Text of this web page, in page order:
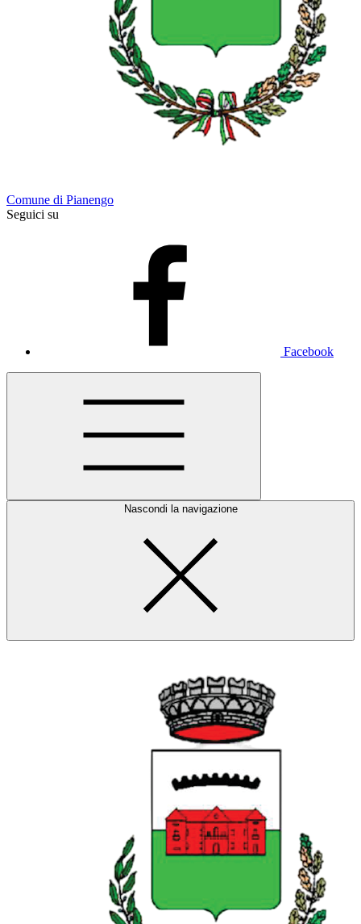
Comune di Pianengo
Seguici su
Facebook
Nascondi la navigazione